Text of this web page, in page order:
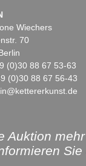
Wiechers
70
(0)30 88 67 53-63
(0)30 88 67 56-43
Auktion
Sie